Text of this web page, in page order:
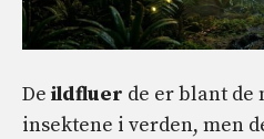
De ildfluer de er blant de
insektene i verden, men